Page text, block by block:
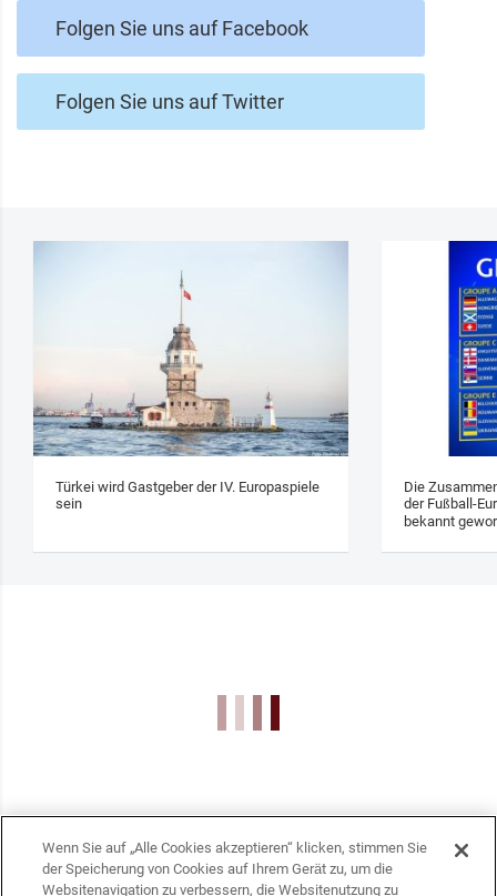
Folgen Sie uns auf Facebook
Folgen Sie uns auf Twitter
Türkei wird Gastgeber der IV. Europaspiele
sein
Die
der Fußball-
bekannt
Wenn Sie auf „Alle Cookies akzeptieren“ klicken, stimmen Sie
der Speicherung von Cookies auf Ihrem Gerät zu, um die
Websitenavigation zu verbessern, die Websitenutzung zu